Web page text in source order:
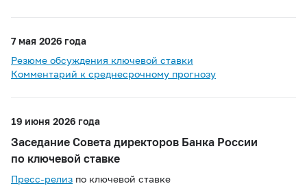
7 мая 2026 года
Резюме обсуждения ключевой ставки
Комментарий к среднесрочному прогнозу
19 июня 2026 года
Заседание Совета директоров Банка России
по ключевой ставке
Пресс-релиз по ключевой ставке